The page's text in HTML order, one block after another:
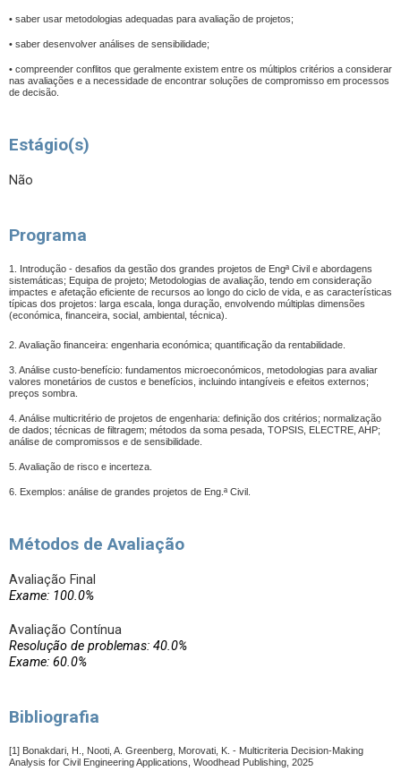
• saber usar metodologias adequadas para avaliação de projetos;
• saber desenvolver análises de sensibilidade;
• compreender conflitos que geralmente existem entre os múltiplos critérios a considerar
nas avaliações e a necessidade de encontrar soluções de compromisso em processos
de decisão.
Estágio(s)
Não
Programa
1. Introdução - desafios da gestão dos grandes projetos de Engª Civil e abordagens
sistemáticas; Equipa de projeto; Metodologias de avaliação, tendo em consideração
impactes e afetação eficiente de recursos ao longo do ciclo de vida, e as características
típicas dos projetos: larga escala, longa duração, envolvendo múltiplas dimensões
(económica, financeira, social, ambiental, técnica).
2. Avaliação financeira: engenharia económica; quantificação da rentabilidade.
3. Análise custo-benefício: fundamentos microeconómicos, metodologias para avaliar
valores monetários de custos e benefícios, incluindo intangíveis e efeitos externos;
preços sombra.
4. Análise multicritério de projetos de engenharia: definição dos critérios; normalização
de dados; técnicas de filtragem; métodos da soma pesada, TOPSIS, ELECTRE, AHP;
análise de compromissos e de sensibilidade.
5. Avaliação de risco e incerteza.
6. Exemplos: análise de grandes projetos de Eng.ª Civil.
Métodos de Avaliação
Avaliação Final
Exame: 100.0%
Avaliação Contínua
Resolução de problemas: 40.0%
Exame: 60.0%
Bibliografia
[1] Bonakdari, H., Nooti, A. Greenberg, Morovati, K. - Multicriteria Decision-Making
Analysis for Civil Engineering Applications, Woodhead Publishing, 2025